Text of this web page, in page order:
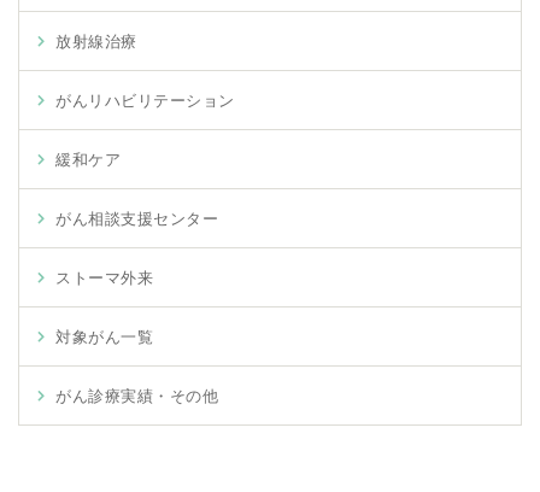
放射線治療
がんリハビリテーション
緩和ケア
がん相談支援センター
ストーマ外来
対象がん一覧
がん診療実績・その他